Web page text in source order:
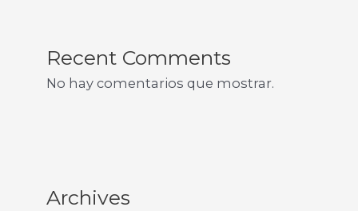
Recent Comments
No hay comentarios que mostrar.
Archives